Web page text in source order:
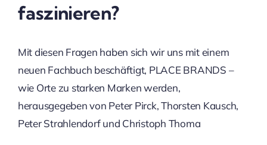
faszinieren?
Mit diesen Fragen haben sich wir uns mit einem
neuen Fachbuch beschäftigt, PLACE BRANDS –
wie Orte zu starken Marken werden,
herausgegeben von Peter Pirck, Thorsten Kausch,
Peter Strahlendorf und Christoph Thoma